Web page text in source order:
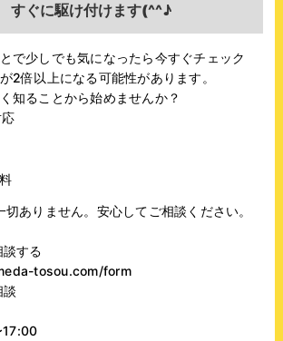
ぐに駆け付けます(^^♪
で少しでも気になったら今すぐチェック
2倍以上になる可能性があります。
知ることから始めませんか？
ありません。安心してご相談ください。
談する
tosou.com/form
談
17:00